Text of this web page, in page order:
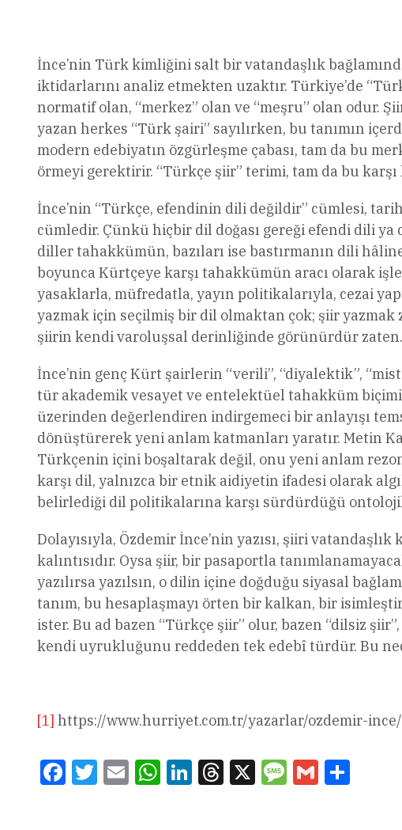
İnce’nin Türk kimliğini salt bir vatandaşlık
iktidarlarını analiz etmekten uzaktır. Türkiye’de
normatif olan, “merkez” olan ve “meşru” olan odur.
yazan herkes “Türk şairi” sayılırken, bu tanımın
modern edebiyatın özgürleşme çabası, tam da bu
örmeyi gerektirir. “Türkçe şiir” terimi, tam da bu karşı
İnce’nin “Türkçe, efendinin dili değildir” cümlesi,
cümledir. Çünkü hiçbir dil doğası gereği efendi dili
diller tahakkümün, bazıları ise bastırmanın dili
boyunca Kürtçeye karşı tahakkümün aracı olarak
yasaklarla, müfredatla, yayın politikalarıyla, cezai
yazmak için seçilmiş bir dil olmaktan çok; şiir
şiirin kendi varoluşsal derinliğinde görünürdür zaten.
İnce’nin genç Kürt şairlerin “verili”, “diyalektik”,
tür akademik vesayet ve entelektüel tahakküm
üzerinden değerlendiren indirgemeci bir anlayışı
dönüştürerek yeni anlam katmanları yaratır. Metin
Türkçenin içini boşaltarak değil, onu yeni anlam
karşı dil, yalnızca bir etnik aidiyetin ifadesi olarak
belirlediği dil politikalarına karşı sürdürdüğü
Dolayısıyla, Özdemir İnce’nin yazısı, şiiri
kalıntısıdır. Oysa şiir, bir pasaportla
yazılırsa yazılsın, o dilin içine doğduğu siyasal
tanım, bu hesaplaşmayı örten bir kalkan, bir
ister. Bu ad bazen “Türkçe şiir” olur, bazen “dilsiz
kendi uyrukluğunu reddeden tek edebî türdür. Bu
[1] https://www.hurriyet.com.tr/yazarlar/ozdemir-
FacebookTwitterEmail WhatsAppLinkedInThreads
X Message
Gmail